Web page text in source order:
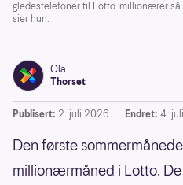
gledestelefoner til Lotto-millionærer så
sier hun.
Ola
Thorset
Publisert: 2. juli 2026 Endret: 4.
Den første
millionærmåned i Lotto.